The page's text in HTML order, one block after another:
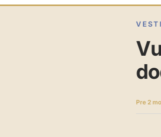
VESTI
Pre 2